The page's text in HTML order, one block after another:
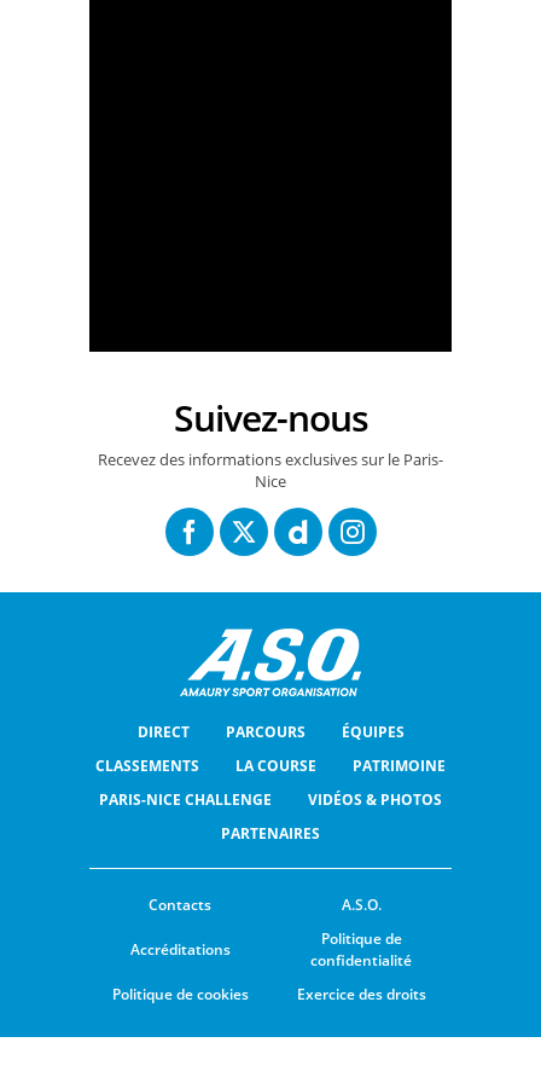
Suivez-nous
Recevez des informations exclusives sur le Paris-
Nice
DIRECT PARCOURS
ÉQUIPES
CLASSEMENTS
LA COURSE
PATRIMOINE
PARIS-NICE CHALLENGE
VIDÉOS & PHOTOS
PARTENAIRES
Contacts A.S.O.
Accréditations
Politique de
confidentialité
Politique de cookies
Exercice des droits